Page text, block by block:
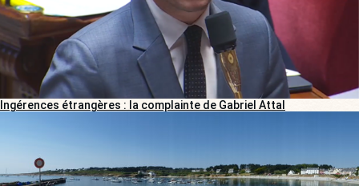
Ingérences étrangères : la complainte de Gabriel Attal